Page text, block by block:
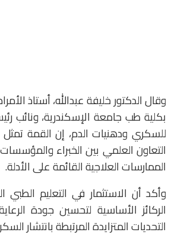
وقال الدكتور خليفة عبدالله، أستاذ
بكلية طب جامعة الإسكندرية، ونائب
للسكري ودهنيات الدم، إن القمة
التعاون العلمي بين الخبراء
الممارسات العلاجية القائمة على الأدلة.
وأكد أن الاستثمار في التعليم
الركائز الأساسية لتحسين جودة
التحديات المتزايدة المرتبطة بانتشار